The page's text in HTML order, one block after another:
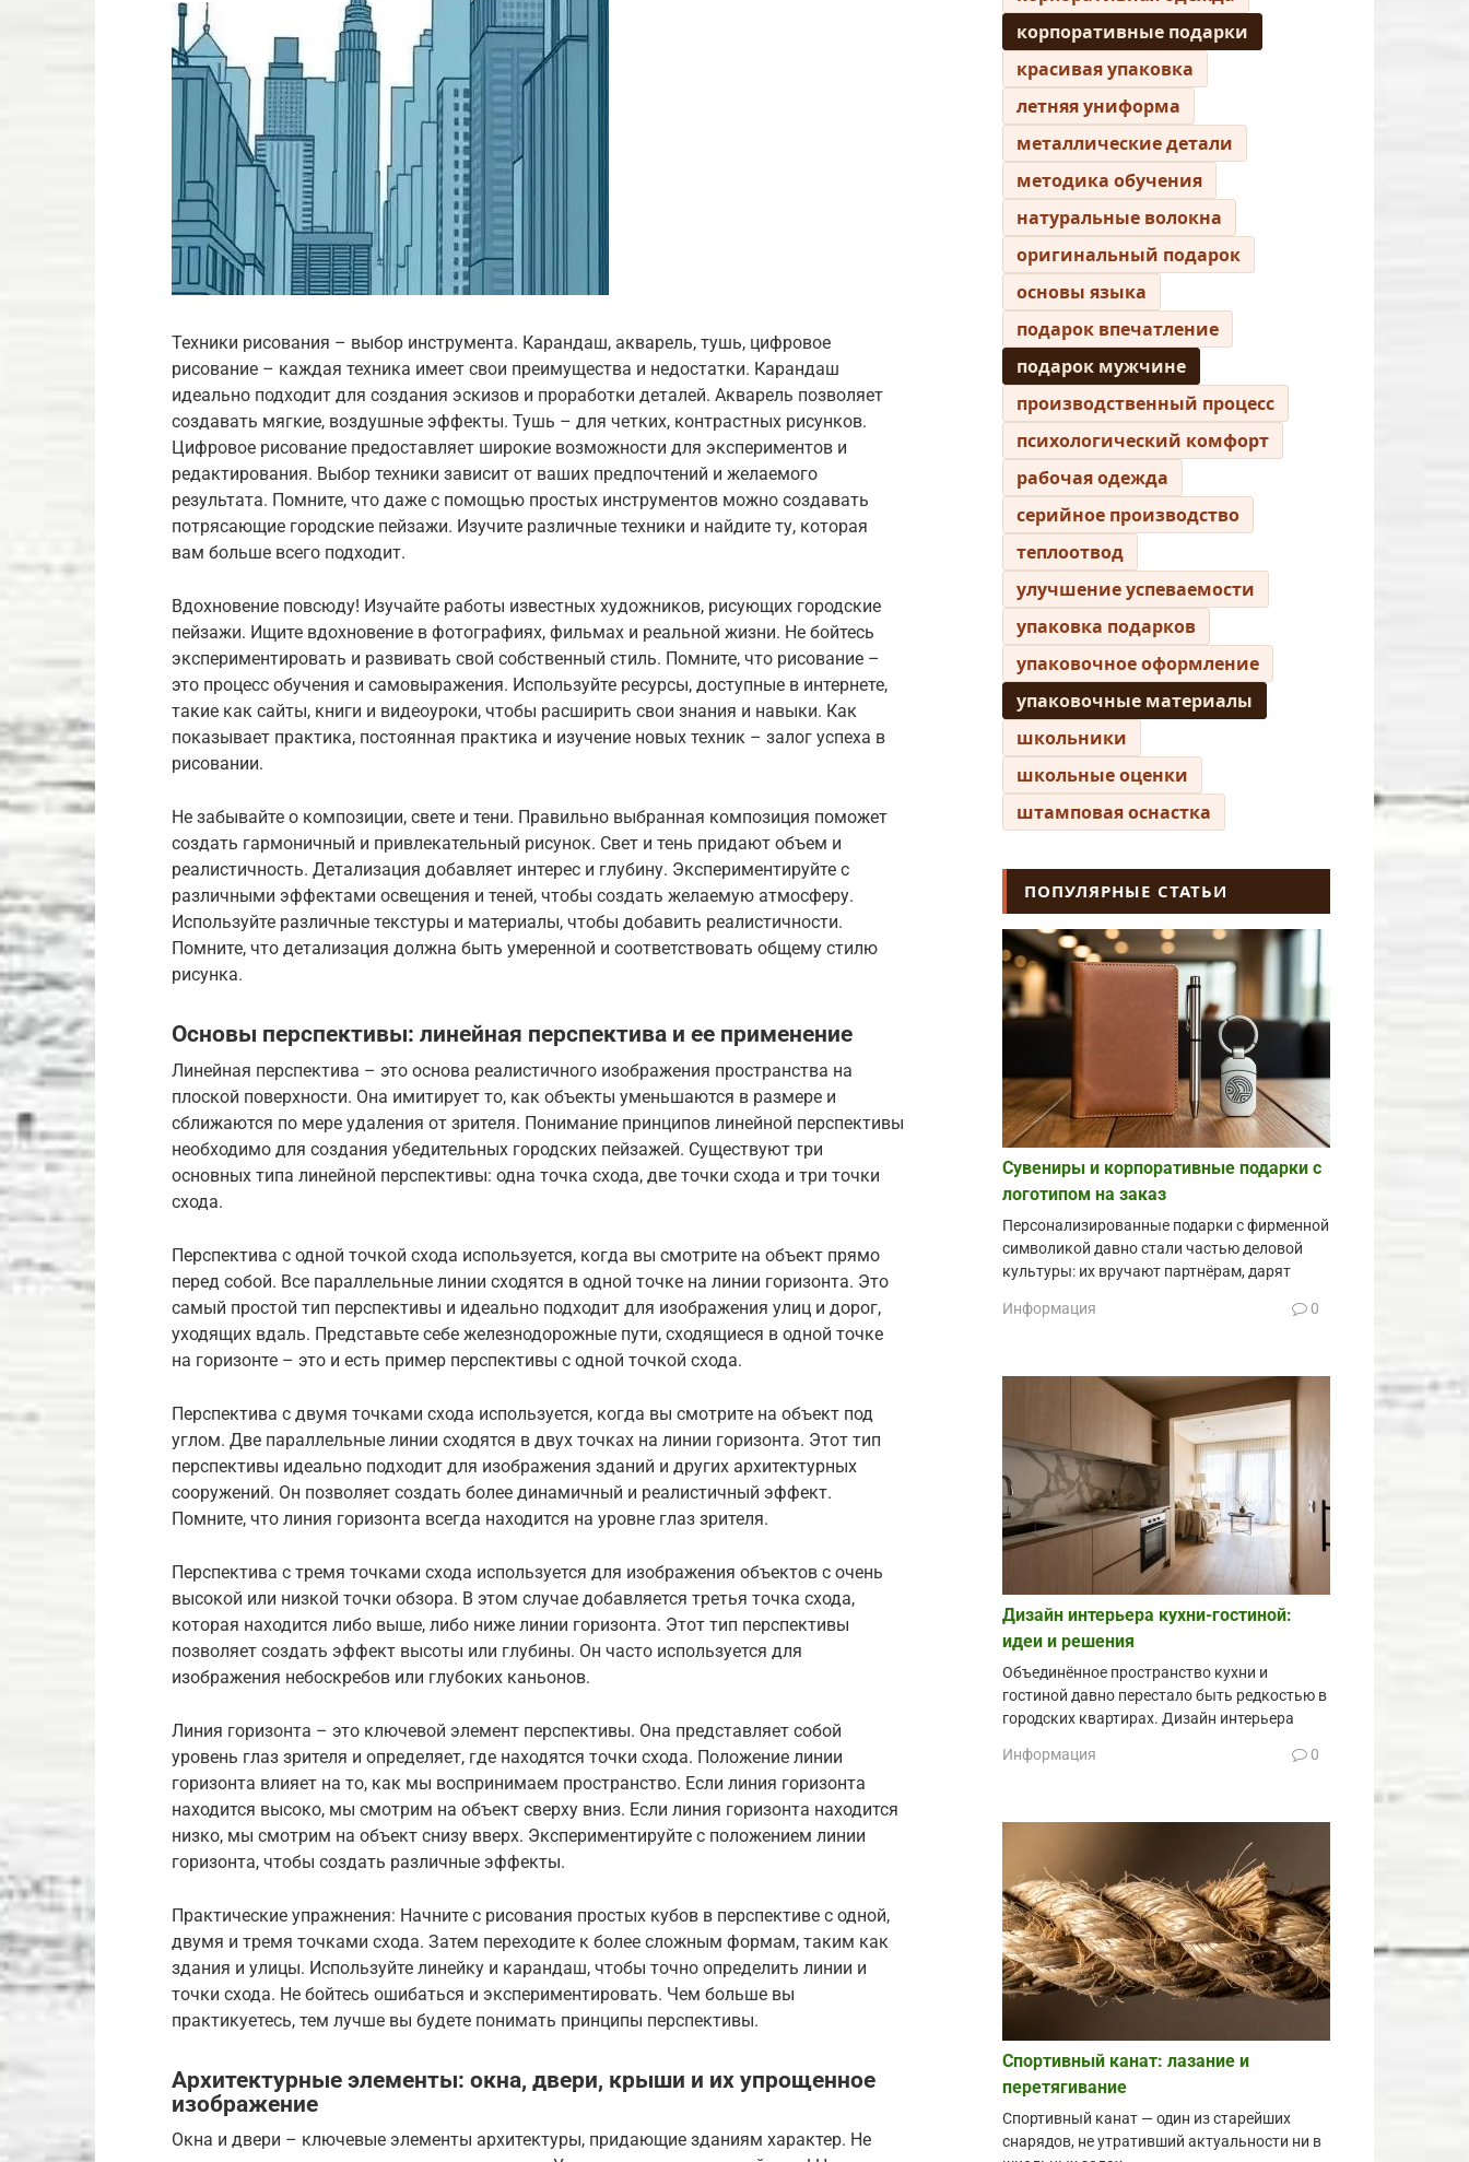
Техники рисования – выбор инструмента. Карандаш, акварель, тушь, цифровое
рисование – каждая техника имеет свои преимущества и недостатки. Карандаш
идеально подходит для создания эскизов и проработки деталей. Акварель позволяет
создавать мягкие, воздушные эффекты. Тушь – для четких, контрастных рисунков.
Цифровое рисование предоставляет широкие возможности для экспериментов и
редактирования. Выбор техники зависит от ваших предпочтений и желаемого
результата. Помните, что даже с помощью простых инструментов можно создавать
потрясающие городские пейзажи. Изучите различные техники и найдите ту, которая
вам больше всего подходит.
Вдохновение повсюду! Изучайте работы известных художников, рисующих городские
пейзажи. Ищите вдохновение в фотографиях, фильмах и реальной жизни. Не бойтесь
экспериментировать и развивать свой собственный стиль. Помните, что рисование –
это процесс обучения и самовыражения. Используйте ресурсы, доступные в интернете,
такие как сайты, книги и видеоуроки, чтобы расширить свои знания и навыки. Как
показывает практика, постоянная практика и изучение новых техник – залог успеха в
рисовании.
Не забывайте о композиции, свете и тени. Правильно выбранная композиция поможет
создать гармоничный и привлекательный рисунок. Свет и тень придают объем и
реалистичность. Детализация добавляет интерес и глубину. Экспериментируйте с
различными эффектами освещения и теней, чтобы создать желаемую атмосферу.
Используйте различные текстуры и материалы, чтобы добавить реалистичности.
Помните, что детализация должна быть умеренной и соответствовать общему стилю
рисунка.
Основы перспективы: линейная перспектива и ее применение
Линейная перспектива – это основа реалистичного изображения пространства на
плоской поверхности. Она имитирует то, как объекты уменьшаются в размере и
сближаются по мере удаления от зрителя. Понимание принципов линейной перспективы
необходимо для создания убедительных городских пейзажей. Существуют три
основных типа линейной перспективы: одна точка схода, две точки схода и три точки
схода.
Перспектива с одной точкой схода используется, когда вы смотрите на объект прямо
перед собой. Все параллельные линии сходятся в одной точке на линии горизонта. Это
самый простой тип перспективы и идеально подходит для изображения улиц и дорог,
уходящих вдаль. Представьте себе железнодорожные пути, сходящиеся в одной точке
на горизонте – это и есть пример перспективы с одной точкой схода.
Перспектива с двумя точками схода используется, когда вы смотрите на объект под
углом. Две параллельные линии сходятся в двух точках на линии горизонта. Этот тип
перспективы идеально подходит для изображения зданий и других архитектурных
сооружений. Он позволяет создать более динамичный и реалистичный эффект.
Помните, что линия горизонта всегда находится на уровне глаз зрителя.
Перспектива с тремя точками схода используется для изображения объектов с очень
высокой или низкой точки обзора. В этом случае добавляется третья точка схода,
которая находится либо выше, либо ниже линии горизонта. Этот тип перспективы
позволяет создать эффект высоты или глубины. Он часто используется для
изображения небоскребов или глубоких каньонов.
Линия горизонта – это ключевой элемент перспективы. Она представляет собой
уровень глаз зрителя и определяет, где находятся точки схода. Положение линии
горизонта влияет на то, как мы воспринимаем пространство. Если линия горизонта
находится высоко, мы смотрим на объект сверху вниз. Если линия горизонта находится
низко, мы смотрим на объект снизу вверх. Экспериментируйте с положением линии
горизонта, чтобы создать различные эффекты.
Практические упражнения: Начните с рисования простых кубов в перспективе с одной,
двумя и тремя точками схода. Затем переходите к более сложным формам, таким как
здания и улицы. Используйте линейку и карандаш, чтобы точно определить линии и
точки схода. Не бойтесь ошибаться и экспериментировать. Чем больше вы
практикуетесь, тем лучше вы будете понимать принципы перспективы.
Архитектурные элементы: окна, двери, крыши и их упрощенное
изображение
Окна и двери – ключевые элементы архитектуры, придающие зданиям характер. Не
корпоративные подарки
красивая упаковка
летняя униформа
металлические детали
методика обучения
натуральные волокна
оригинальный подарок
основы языка
подарок впечатление
подарок мужчине
производственный процесс
психологический комфорт
рабочая одежда
серийное производство
теплоотвод
улучшение успеваемости
упаковка подарков
упаковочное оформление
упаковочные материалы
школьники
школьные оценки
штамповая оснастка
ПОПУЛЯРНЫЕ СТАТЬИ
Сувениры и корпоративные подарки с
логотипом на заказ
Персонализированные подарки с фирменной
символикой давно стали частью деловой
культуры: их вручают партнёрам, дарят
Информация 0
Дизайн интерьера кухни-гостиной:
идеи и решения
Объединённое пространство кухни и
гостиной давно перестало быть редкостью в
городских квартирах. Дизайн интерьера
Информация 0
Спортивный канат: лазание и
перетягивание
Спортивный канат — один из старейших
снарядов, не утративший актуальности ни в